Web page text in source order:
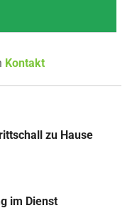
Kontakt
zu Hause
im Dienst